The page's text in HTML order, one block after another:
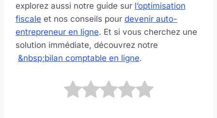
explorez aussi notre guide sur l’optimisation
fiscale et nos conseils pour devenir auto-
entrepreneur en ligne. Et si vous cherchez une
solution immédiate, découvrez notre
&nbsp;bilan comptable en ligne.